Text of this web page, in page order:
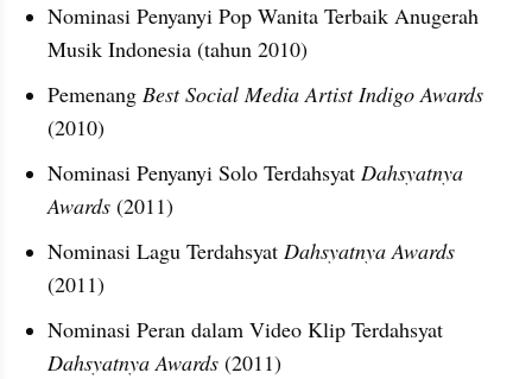
Nominasi Penyanyi Pop Wanita Terbaik Anugerah
Musik Indonesia (tahun 2010)
Pemenang
(2010)
Nominasi Penyanyi Solo Terdahsyat Dahsyatnya
Awards (2011)
Nominasi Lagu Terdahsyat Dahsyatnya Awards
(2011)
Dahsyatnya Awards (2011)